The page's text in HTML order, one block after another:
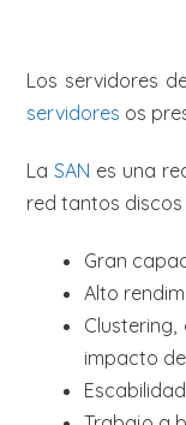
Los servidores
servidores os
La SAN es una
red tantos
Gran
Alto
impacto